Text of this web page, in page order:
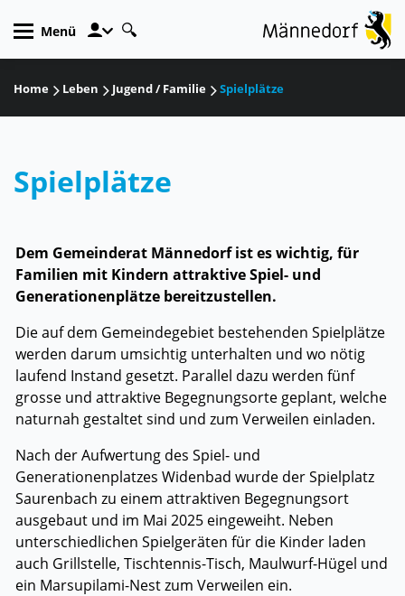
Kopfzeile
Menü
Inhalt
Home Leben Jugend / Familie Spielplätze
Spielplätze
Dem Gemeinderat Männedorf ist es wichtig, für
Familien mit Kindern attraktive Spiel- und
Generationenplätze bereitzustellen.
Die auf dem Gemeindegebiet bestehenden Spielplätze
werden darum umsichtig unterhalten und wo nötig
laufend Instand gesetzt. Parallel dazu werden fünf
grosse und attraktive Begegnungsorte geplant, welche
naturnah gestaltet sind und zum Verweilen einladen.
Nach der Aufwertung des Spiel- und
Generationenplatzes Widenbad wurde der Spielplatz
Saurenbach zu einem attraktiven Begegnungsort
ausgebaut und im Mai 2025 eingeweiht. Neben
unterschiedlichen Spielgeräten für die Kinder laden
auch Grillstelle, Tischtennis-Tisch, Maulwurf-Hügel und
ein Marsupilami-Nest zum Verweilen ein.
Zugehörige Objekte